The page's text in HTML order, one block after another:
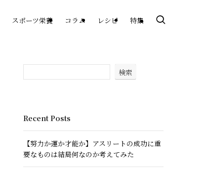
スポーツ栄養 コラム レシピ 特集
検索
Recent Posts
【努力か運か才能か】アスリートの成功に重
要なものは結局何なのか考えてみた